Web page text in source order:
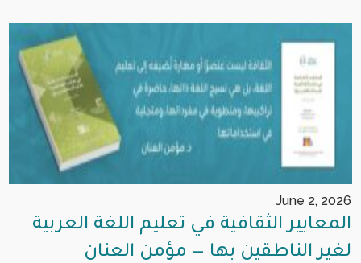
June 2, 2026
المعايير الثقافية في تعليم اللغة العربية
لغير الناطقين بها — مؤمن العنان